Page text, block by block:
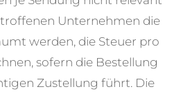
Unternehmen die
werden, die Steuer pro
sofern die Bestellung
Zustellung führt. Die